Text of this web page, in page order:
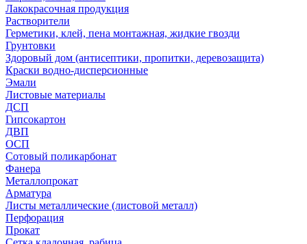
Лакокрасочная продукция
Растворители
Герметики, клей, пена монтажная, жидкие гвозди
Грунтовки
Здоровый дом (антисептики, пропитки, деревозащита)
Краски водно-дисперсионные
Эмали
Листовые материалы
ДСП
Гипсокартон
ДВП
ОСП
Сотовый поликарбонат
Фанера
Металлопрокат
Арматура
Листы металлические (листовой металл)
Перфорация
Прокат